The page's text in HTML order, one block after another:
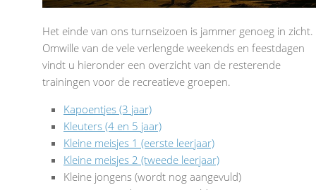
Het einde van ons turnseizoen is jammer genoeg in zicht.
Omwille van de vele verlengde weekends en feestdagen
vindt u hieronder een overzicht van de resterende
trainingen voor de recreatieve groepen.
Kapoentjes (3 jaar)
Kleuters (4 en 5 jaar)
Kleine meisjes 1 (eerste leerjaar)
Kleine meisjes 2 (tweede leerjaar)
Kleine jongens (wordt nog aangevuld)